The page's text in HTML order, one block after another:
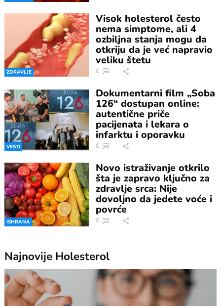
ZDRAVLJE
Visok holesterol često
nema simptome, ali 4
ozbiljna stanja mogu da
otkriju da je već napravio
veliku štetu
0
VESTI
Dokumentarni film „Soba
126“ dostupan online:
autentične priče
pacijenata i lekara o
infarktu i oporavku
0
ISHRANA
Novo istraživanje otkrilo
šta je zapravo ključno za
zdravlje srca: Nije
dovoljno da jedete voće i
povrće
0
Najnovije Holesterol